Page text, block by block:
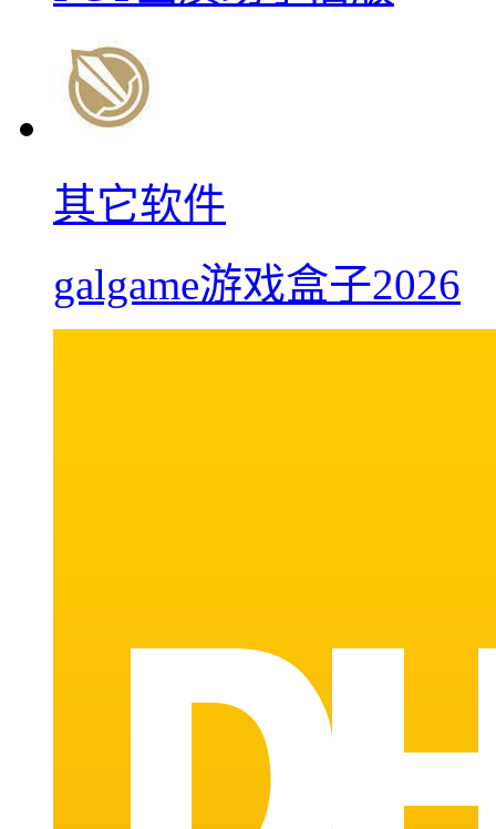
其它软件
galgame游戏盒子2026